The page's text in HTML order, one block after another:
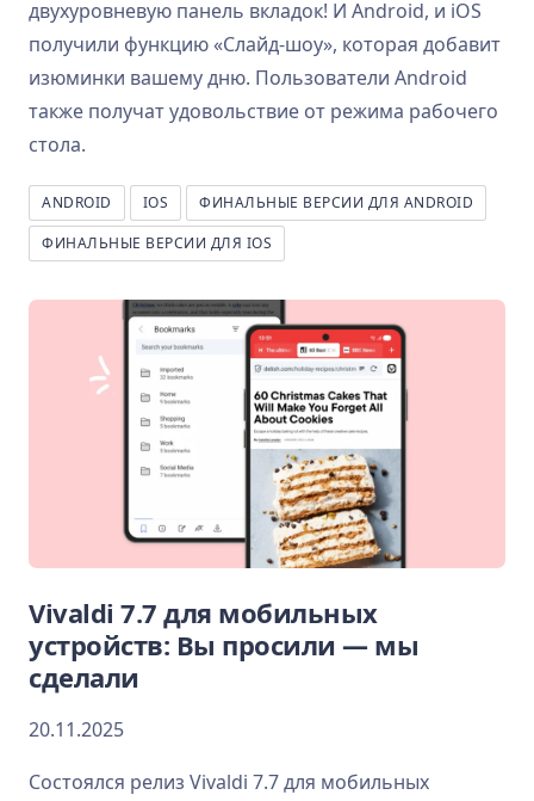
двухуровневую панель вкладок! И Android, и iOS
получили функцию «Слайд-шоу», которая добавит
изюминки вашему дню. Пользователи Android
также получат удовольствие от режима рабочего
стола.
ANDROID IOS
ФИНАЛЬНЫЕ ВЕРСИИ ДЛЯ ANDROID
ФИНАЛЬНЫЕ ВЕРСИИ ДЛЯ IOS
Vivaldi 7.7 для мобильных
устройств: Вы просили — мы
сделали
20.11.2025
Состоялся релиз Vivaldi 7.7 для мобильных